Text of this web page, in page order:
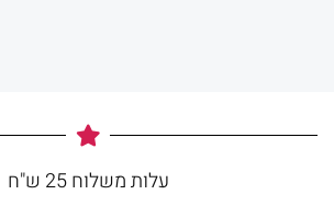
עלות משלוח 25 ש"ח